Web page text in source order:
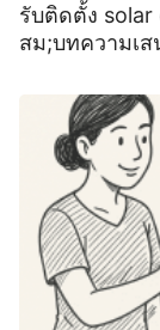
รับติดตั้ง
สม;บทความเส